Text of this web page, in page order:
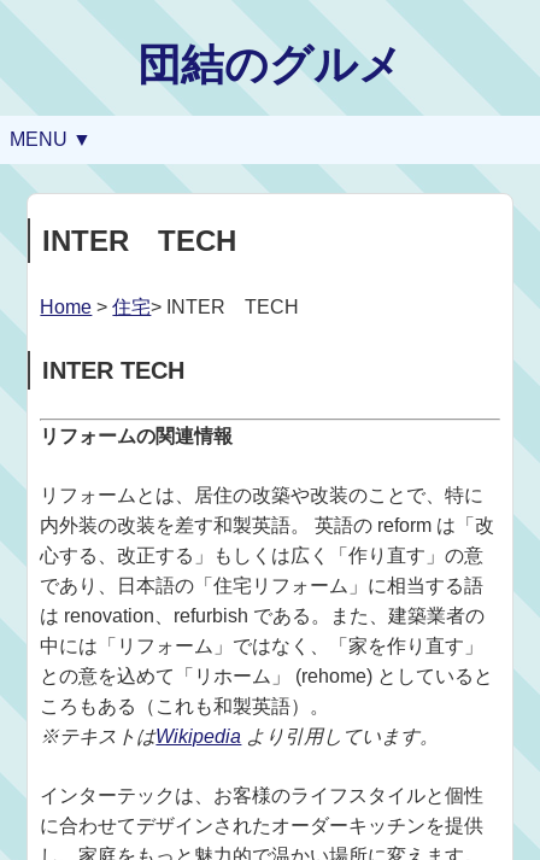
団結のグルメ
MENU ▼
INTER TECH
Home >住宅> INTER TECH
INTER TECH
リフォームの関連情報
リフォームとは、居住の改築や改装のことで、特に
内外装の改装を差す和製英語。 英語の reform は「改
心する、改正する」もしくは広く「作り直す」の意
であり、日本語の「住宅リフォーム」に相当する語
は renovation、refurbish である。また、建築業者の
中には「リフォーム」ではなく、「家を作り直す」
との意を込めて「リホーム」 (rehome) としていると
ころもある（これも和製英語）。
※テキストはWikipedia より引用しています。
インターテックは、お客様のライフスタイルと個性
に合わせてデザインされたオーダーキッチンを提供
し、家庭をもっと魅力的で温かい場所に変えます。